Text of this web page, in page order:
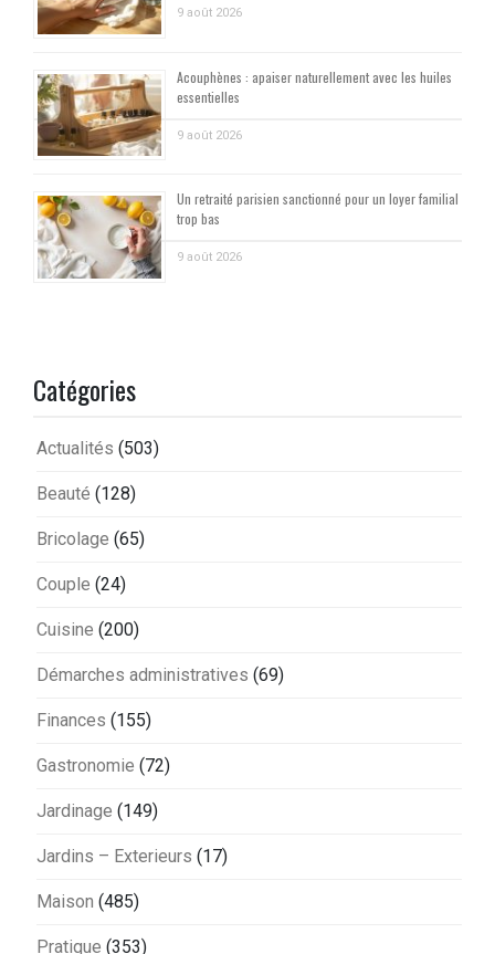
9 août 2026
Acouphènes : apaiser naturellement avec les huiles
essentielles
9 août 2026
Un retraité parisien sanctionné pour un loyer familial
trop bas
9 août 2026
Catégories
Actualités (503)
Beauté (128)
Bricolage (65)
Couple (24)
Cuisine (200)
Démarches administratives (69)
Finances (155)
Gastronomie (72)
Jardinage (149)
Jardins – Exterieurs (17)
Maison (485)
Pratique (353)